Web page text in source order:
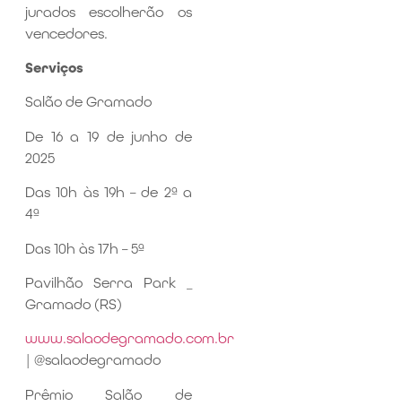
jurados escolherão os
vencedores.
Serviços
Salão de Gramado
De 16 a 19 de junho de
2025
Das 10h às 19h – de 2ª a
4ª
Das 10h às 17h – 5ª
Pavilhão Serra Park _
Gramado (RS)
www.salaodegramado.com.br
| @salaodegramado
Prêmio Salão de